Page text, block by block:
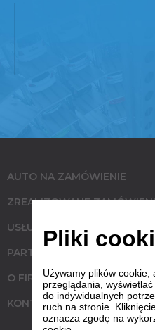
AUTO NA ZAMÓWIENIE
ZREALIZOWANE
USŁUGI
PARTNERZY
O FIRMIE
KONTAKT
Pliki
Używamy plików cookie,
przeglądania,
do indywidualnych
ruch na stronie.
oznacza zgodę na